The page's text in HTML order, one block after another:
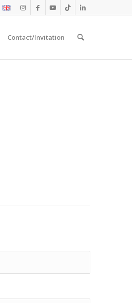
Contact/Invitation